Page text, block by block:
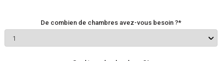
De combien de chambres avez-vous besoin ?*